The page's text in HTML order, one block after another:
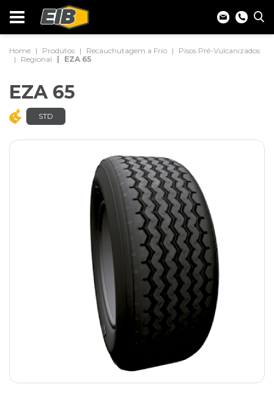
Home Produtos Recauchutagem a Frio
Pisos Pré-Vulcanizados
Regional
EZA 65
EZA 65
STD